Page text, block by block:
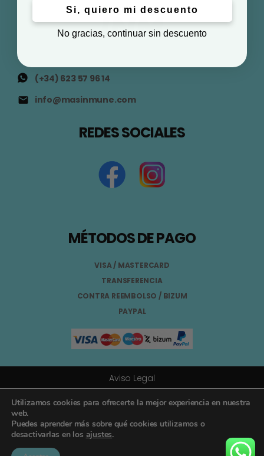
(+34) 623 57 96 14
info@masinmune.com
REDES SOCIALES
MÉTODOS DE PAGO
VISA / MASTERCARD
TRANSFERENCIA
CONTRA REEMBOLSO / BIZUM
PAYPAL
Aviso Legal
Términos y Condiciones
Política de Privacidad
Registro General Sanitario Nº 26.024094/GR
Utilizamos cookies para ofrecerte la mejor experiencia en nuestra
web.
Puedes aprender más sobre qué cookies utilizamos o
desactivarlas en los ajustes.
Si, quiero mi descuento
No gracias, continuar sin descuento